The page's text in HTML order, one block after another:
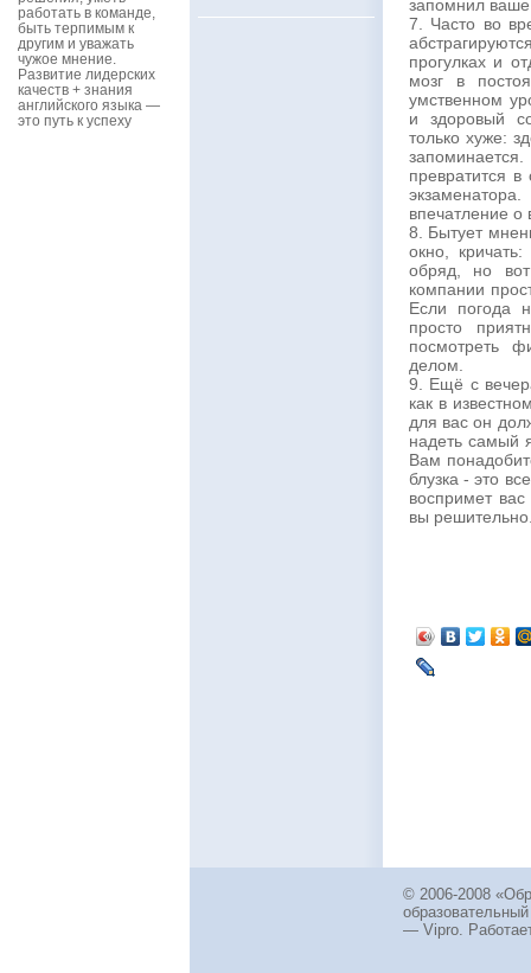
запомнил
7. Часто во
прогулках и
мозг в
умственном
и здоровый
только хуже:
превратится
впечатление о
8. Бытует
окно,
обряд, но
компании
Если погода
просто
посмотреть
делом.
9. Ещё с
как в
для вас он
надеть самый
Вам
блузка - это
воспримет
вы
работать в команде,
быть терпимым к
другим и уважать
чужое мнение.
Развитие лидерских
качеств + знания
английского языка —
это путь к успеху
© 2006-2008
— Vipro.